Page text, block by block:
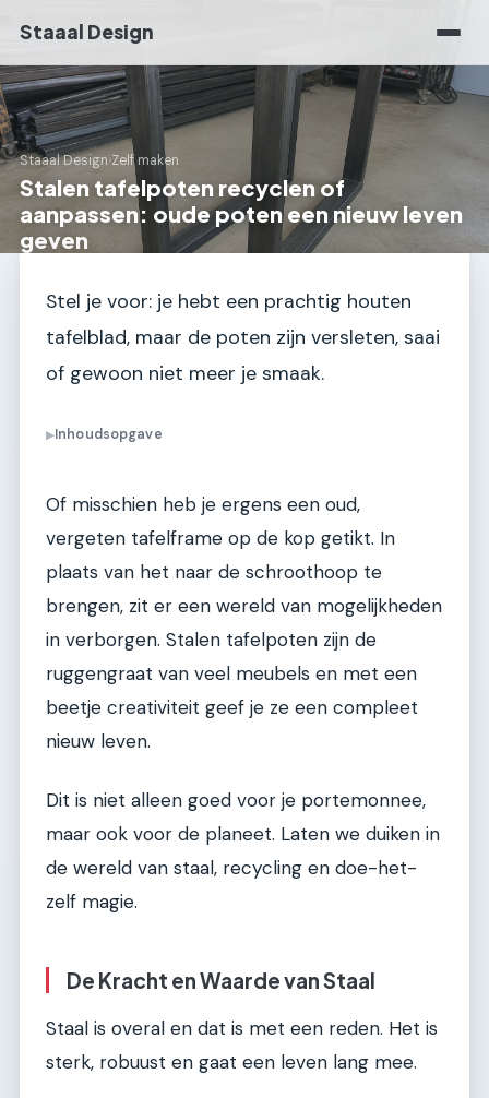
Staaal Design
Staaal Design›Zelf maken
Stalen tafelpoten recyclen of
aanpassen: oude poten een nieuw leven
geven
Stel je voor: je hebt een prachtig houten
tafelblad, maar de poten zijn versleten, saai
of gewoon niet meer je smaak.
▶Inhoudsopgave
Of misschien heb je ergens een oud,
vergeten tafelframe op de kop getikt. In
plaats van het naar de schroothoop te
brengen, zit er een wereld van mogelijkheden
in verborgen. Stalen tafelpoten zijn de
ruggengraat van veel meubels en met een
beetje creativiteit geef je ze een compleet
nieuw leven.
Dit is niet alleen goed voor je portemonnee,
maar ook voor de planeet. Laten we duiken in
de wereld van staal, recycling en doe-het-
zelf magie.
De Kracht en Waarde van Staal
Staal is overal en dat is met een reden. Het is
sterk, robuust en gaat een leven lang mee.